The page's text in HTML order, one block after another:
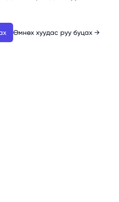
Өмнөх хуудас руу буцах →